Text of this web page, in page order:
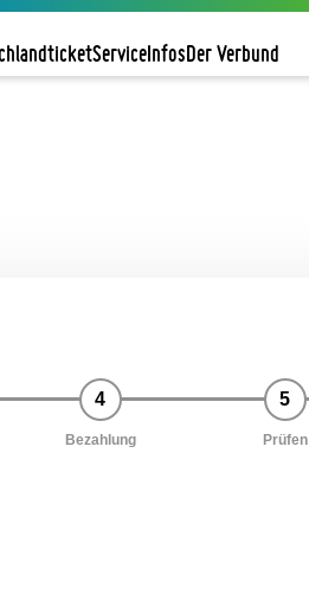
ServiceInfosDer Verbund
4
Bezahlung
5
Prüfen